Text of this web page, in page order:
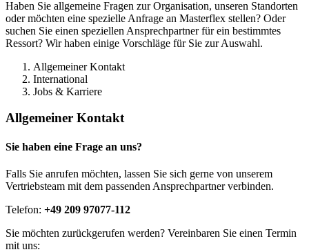
Haben Sie allgemeine Fragen zur Organisation, unseren Standorten
oder möchten eine spezielle Anfrage an Masterflex stellen? Oder
suchen Sie einen speziellen Ansprechpartner für ein bestimmtes
Ressort? Wir haben einige Vorschläge für Sie zur Auswahl.
Allgemeiner Kontakt
International
Jobs & Karriere
Allgemeiner Kontakt
Sie haben eine Frage an uns?
Falls Sie anrufen möchten, lassen Sie sich gerne von unserem
Vertriebsteam mit dem passenden Ansprechpartner verbinden.
Telefon: +49 209 97077-112
Sie möchten zurückgerufen werden? Vereinbaren Sie einen Termin
mit uns: